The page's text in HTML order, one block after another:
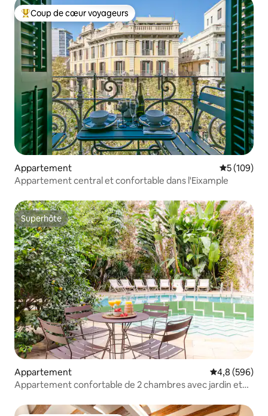
Coups de cœur voyageurs les plus appréciés
Coup de cœur voyageurs
Appartement Évaluation
5 (109)
Appartement central et confortable dans l'Eixample
Superhôte
Superhôte
Appartement Évaluation
4,8 (596)
Appartement confortable de 2 chambres avec jardin et